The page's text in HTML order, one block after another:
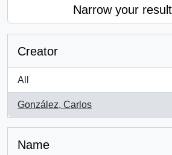
Narrow your
Creator
All
González, Carlos
, 1 results
Name